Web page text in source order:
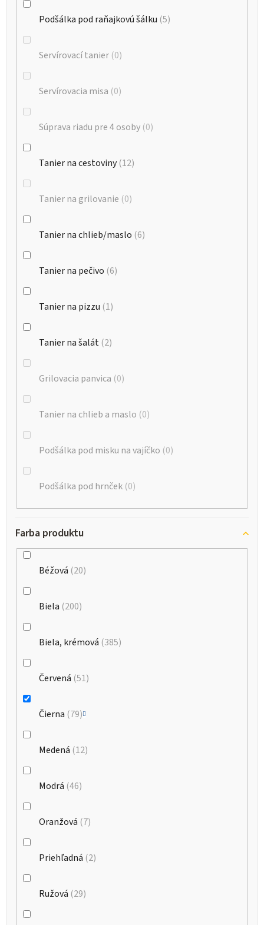
Podšálka pod raňajkovú šálku 5
Servírovací tanier 0
Servírovacia misa 0
Súprava riadu pre 4 osoby 0
Tanier na cestoviny 12
Tanier na grilovanie 0
Tanier na chlieb/maslo 6
Tanier na pečivo 6
Tanier na pizzu 1
Tanier na šalát 2
Grilovacia panvica 0
Tanier na chlieb a maslo 0
Podšálka pod misku na vajíčko 0
Podšálka pod hrnček 0
Farba produktu
Béžová 20
Biela 200
Biela, krémová 385
Červená 51
Čierna 79
Medená 12
Modrá 46
Oranžová 7
Priehľadná 2
Ružová 29